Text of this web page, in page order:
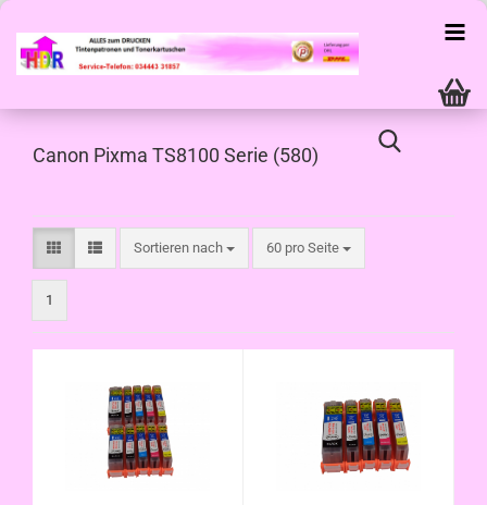
Canon Pixma TS8100 Serie (580)
Sortieren nach
Sortieren nach 60 pro Seite
pro Seite
1